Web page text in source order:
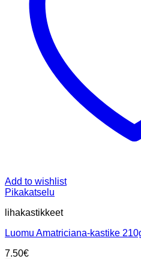
Add to wishlist
Pikakatselu
lihakastikkeet
Luomu Amatriciana-kastike
7.50€